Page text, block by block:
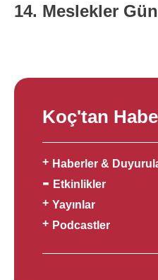
14. Meslekler
Koç'tan
Haberler &
Etkinlikler
Yayınlar
Podcastler